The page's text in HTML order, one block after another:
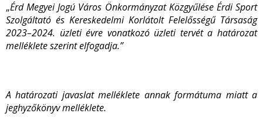
„Érd Megyei Jogú Város Önkormányzat Közgyűlése Érdi Sport
Szolgáltató és Kereskedelmi Korlátolt Felelősségű Társaság
2023–2024. üzleti évre vonatkozó üzleti tervét a határozat
melléklete szerint elfogadja.”
A határozati javaslat melléklete annak formátuma miatt a
jeghyzőkönyv melléklete.